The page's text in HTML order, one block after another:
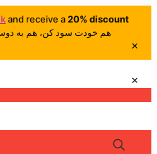
and receive a20% discount
هم خودت سود کن، هم به
✕
✕